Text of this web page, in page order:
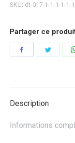
SKU: dt-017-1-1-1-1-1-
Partager ce
Partager
Description
Informations